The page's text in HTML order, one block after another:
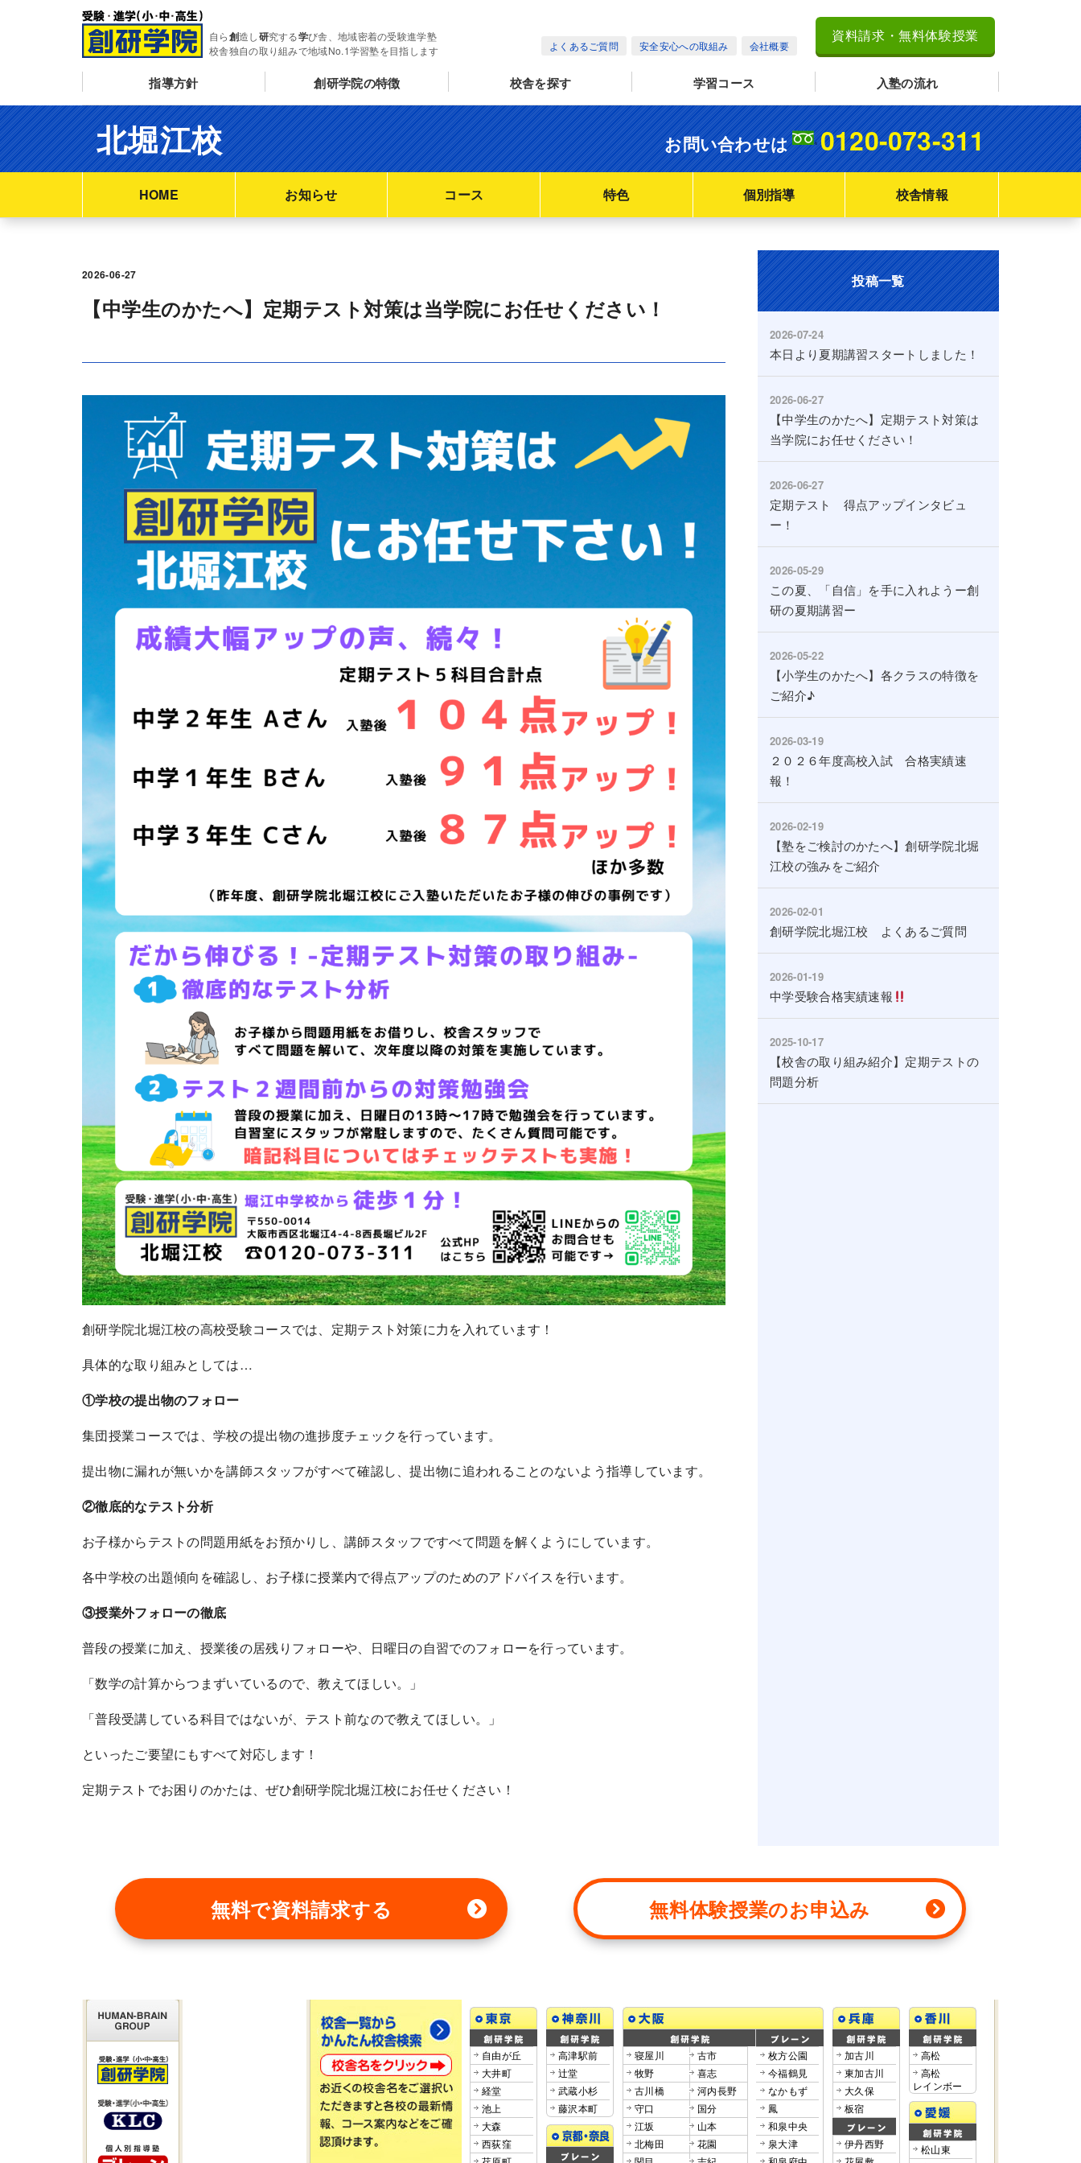
自ら創造し研究する学び舎、地域密着の受験進学塾
校舎独自の取り組みで地域No.1学習塾を目指します
よくあるご質問 安全安心への取組み 会社概要
資料請求・無料体験授業
指導方針 創研学院の特徴 校舎を探す 学習コース 入塾の流れ
北堀江校 お問い合わせは 0120-073-311
HOME お知らせ コース 特色 個別指導 校舎情報
2026-06-27
【中学生のかたへ】定期テスト対策は当学院にお任せください！
創研学院北堀江校の高校受験コースでは、定期テスト対策に力を入れています！
具体的な取り組みとしては…
①学校の提出物のフォロー
集団授業コースでは、学校の提出物の進捗度チェックを行っています。
提出物に漏れが無いかを講師スタッフがすべて確認し、提出物に追われることのないよう指導しています。
②徹底的なテスト分析
お子様からテストの問題用紙をお預かりし、講師スタッフですべて問題を解くようにしています。
各中学校の出題傾向を確認し、お子様に授業内で得点アップのためのアドバイスを行います。
③授業外フォローの徹底
普段の授業に加え、授業後の居残りフォローや、日曜日の自習でのフォローを行っています。
「数学の計算からつまずいているので、教えてほしい。」
「普段受講している科目ではないが、テスト前なので教えてほしい。」
といったご要望にもすべて対応します！
定期テストでお困りのかたは、ぜひ創研学院北堀江校にお任せください！
投稿一覧
2026-07-24
本日より夏期講習スタートしました！
2026-06-27
【中学生のかたへ】定期テスト対策は
当学院にお任せください！
2026-06-27
定期テスト 得点アップインタビュ
ー！
2026-05-29
この夏、「自信」を手に入れようー創
研の夏期講習ー
2026-05-22
【小学生のかたへ】各クラスの特徴を
ご紹介♪
2026-03-19
２０２６年度高校入試 合格実績速
報！
2026-02-19
【塾をご検討のかたへ】創研学院北堀
江校の強みをご紹介
2026-02-01
創研学院北堀江校 よくあるご質問
2026-01-19
中学受験合格実績速報
2025-10-17
【校舎の取り組み紹介】定期テストの
問題分析
無料で資料請求する 無料体験授業のお申込み
自由が丘
大井町
経堂
池上
大森
西荻窪
高津駅前
辻堂
武蔵小杉
藤沢本町
寝屋川
牧野
古川橋
守口
江坂
北梅田
古市
喜志
河内長野
国分
山本
花園
枚方公園
今福鶴見
なかもず
鳳
和泉中央
泉大津
加古川
東加古川
大久保
板宿
伊丹西野
高松
高松
レインボー
松山東